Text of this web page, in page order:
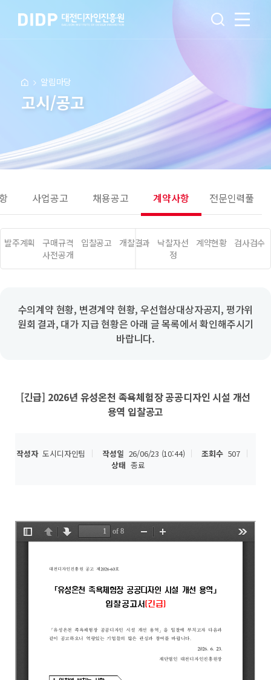
알림마당
고시/공고
사업공고 채용공고 계약사항 전문인력풀
발주계획
구매규격
사전공개
입찰공고 개찰결과
낙찰자선
정
계약현황 검사검수
수의계약 현황, 변경계약 현황, 우선협상대상자공지, 평가위
원회 결과, 대가 지급 현황은 아래 글 목록에서 확인해주시기
바랍니다.
[긴급] 2026년 유성온천 족욕체험장 공공디자인 시설 개선
용역 입찰공고
작성자 도시디자인팀 작성일 26/06/23 (10:44) 조회수 507
상태 종료